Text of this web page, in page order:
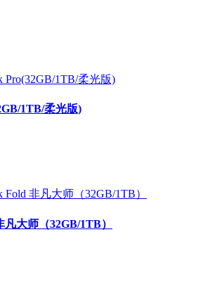
1TB/柔光版)
大师（32GB/1TB）